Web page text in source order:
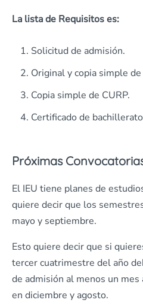
La lista de Requisitos es:
Solicitud de admisión.
Original y copia simple
Copia simple de CURP.
Certificado de
Próximas
El IEU tiene planes de
quiere decir que los
mayo y septiembre.
Esto quiere decir que si
tercer cuatrimestre del año
de admisión al menos un
en diciembre y agosto.